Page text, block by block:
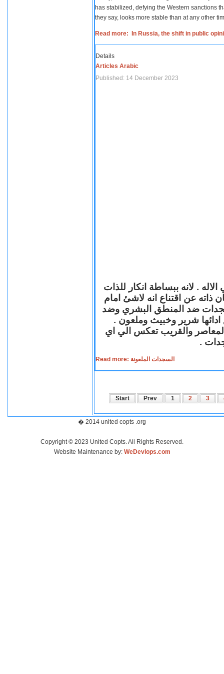
has stabilized, defying the Western sanctions
they say, looks more stable than at any other
Read more: In Russia, the shift in public
Details
Articles Arabic
Published: 14 December 2023
. لانه ببساطة انكار للذات
ذاته عن اقتناع انه لاشئ امام
ضد المنطق البشري وضد
ادائها شرير وخبيث وملعون .
المعاصر والقريب تعكس الي اي
.
Read more: السجدات الملعونة
Start Prev 1 2 3
� 2014 united copts .org
Copyright © 2023 United Copts. All Rights Reserved.
Website Maintenance by: WeDevlops.com